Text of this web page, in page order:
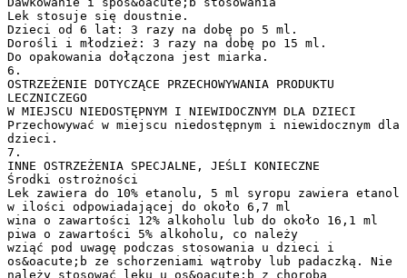
Lek stosuje się doustnie.
Dzieci od 6 lat: 3 razy na dobę po 5 ml.
Dorośli i młodzież: 3 razy na dobę po 15 ml.
Do opakowania dołączona jest miarka.
6.
OSTRZEŻENIE DOTYCZĄCE PRZECHOWYWANIA PRODUKTU
LECZNICZEGO
W MIEJSCU NIEDOSTĘPNYM I NIEWIDOCZNYM DLA DZIECI
Przechowywać w miejscu niedostępnym i niewidocznym dla
dzieci.
7.
INNE OSTRZEŻENIA SPECJALNE, JEŚLI KONIECZNE
Środki ostrożności
Lek zawiera do 10% etanolu, 5 ml syropu zawiera etanol
w ilości odpowiadającej do około 6,7 ml
wina o zawartości 12% alkoholu lub do około 16,1 ml
piwa o zawartości 5% alkoholu, co należy
wziąć pod uwagę podczas stosowania u dzieci i
os&oacute;b ze schorzeniami wątroby lub padaczką. Nie
należy stosować leku u os&oacute;b z chorobą